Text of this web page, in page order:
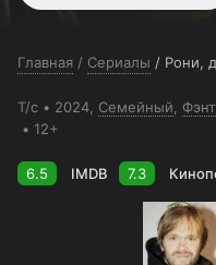
Главная / Сериалы / Рони,
Т/с 2024, Семейный
12+
6.5 IMDB 7.3